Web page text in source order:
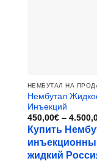
НЕМБУТАЛ НА
Нембутал
Инъекций
450,00€ –
Купить
жидкий